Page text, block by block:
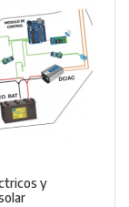
y